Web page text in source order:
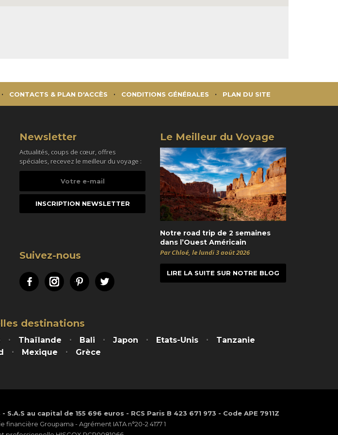
CONTACTS & PLAN D'ACCÈS CONDITIONS GÉNÉRALES PLAN DU SITE
Newsletter
Actualités, coups de cœur, offres
spéciales, recevez le meilleur du voyage :
Suivez-nous
FacebookInstagramPinterestTwitter
Le Meilleur du Voyage
Notre road trip de 2 semaines
dans l’Ouest Américain
Par Chloé, le lundi 3 août 2026
LIRE LA SUITE SUR NOTRE BLOG
destinations
Thaïlande Bali Japon Etats-Unis
Tanzanie
Mexique Grèce
au capital de 155 696 euros - RCS Paris B 423 671 973 - Code APE 7911Z
Groupama - Agrément IATA n°20-2 4177 1